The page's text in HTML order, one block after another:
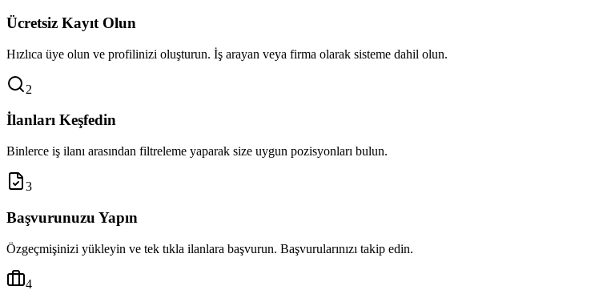
Ücretsiz Kayıt Olun
Hızlıca üye olun ve profilinizi oluşturun. İş arayan veya firma olarak sisteme dahil olun.
2
İlanları Keşfedin
Binlerce iş ilanı arasından filtreleme yaparak size uygun pozisyonları bulun.
3
Başvurunuzu Yapın
Özgeçmişinizi yükleyin ve tek tıkla ilanlara başvurun. Başvurularınızı takip edin.
4